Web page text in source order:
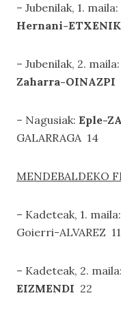
– Jubenilak, 1.
Hernani-
– Jubenilak, 2.
Zaharra-OINAZPI
– Nagusiak: Eple-
GALARRAGA 14
MENDEBALDEKO
– Kadeteak, 1. maila:
Goierri-ALVAREZ 11
– Kadeteak, 2.
EIZMENDI 22